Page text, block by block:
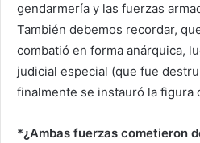
gendarmería y las fuerzas
También debemos recordar,
combatió en forma anárquica,
judicial especial (que fue
finalmente se instauró la figura
*¿Ambas fuerzas cometieron